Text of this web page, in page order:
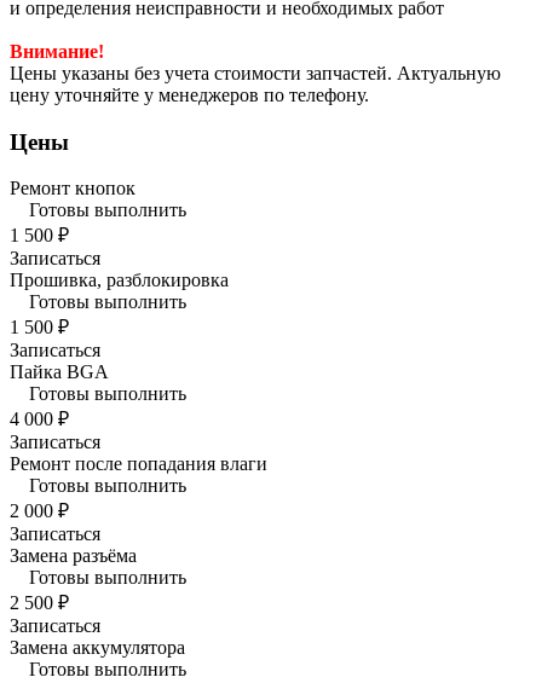
и определения неисправности и необходимых работ
Внимание!
Цены указаны без учета стоимости запчастей. Актуальную
цену уточняйте у менеджеров по телефону.
Цены
Ремонт кнопок
Готовы выполнить
1 500 ₽
Записаться
Прошивка, разблокировка
Готовы выполнить
1 500 ₽
Записаться
Пайка BGA
Готовы выполнить
4 000 ₽
Записаться
Ремонт после попадания влаги
Готовы выполнить
2 000 ₽
Записаться
Замена разъёма
Готовы выполнить
2 500 ₽
Записаться
Замена аккумулятора
Готовы выполнить